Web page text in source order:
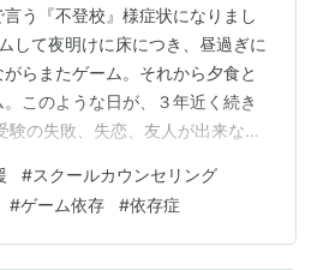
う『不登校』様症状になりまし
して夜明けに床につき、昼過ぎに
らまたゲーム。それから夕食と
このような日が、３年近く続き
験の失敗、失恋、友人が出来な
るで合わないことなどだったと
、それを認めたくなく、何とか
わせよう、自分を大きく見せよ
#スクールカウンセリング
#ゲーム依存 #依存症